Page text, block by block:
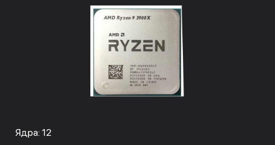
Ядра: 12